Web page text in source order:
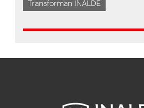
Transforman INALDE